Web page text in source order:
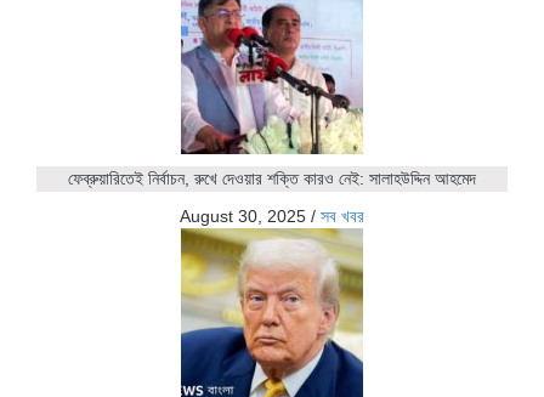
ফেব্রুয়ারিতেই নির্বাচন, রুখে দেওয়ার শক্তি কারও নেই: সালাহউদ্দিন আহমেদ
August 30, 2025 / সব খবর